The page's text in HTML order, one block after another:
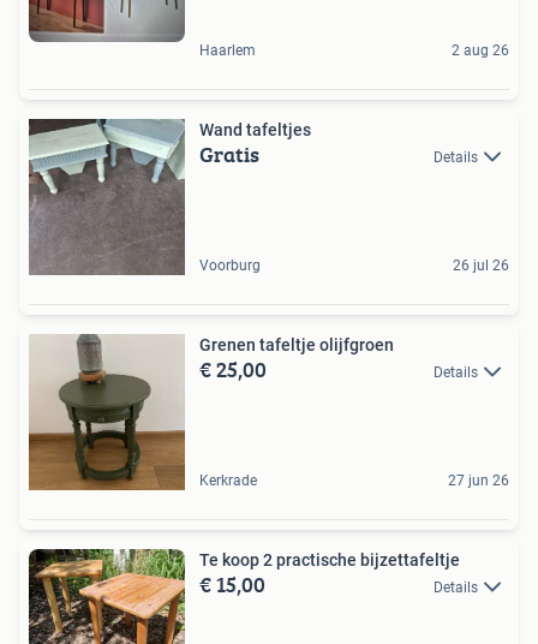
Haarlem 2 aug 26
Wand tafeltjes
Gratis Details
Voorburg 26 jul 26
Grenen tafeltje olijfgroen
€ 25,00 Details
Kerkrade 27 jun 26
Te koop 2 practische bijzettafeltje
€ 15,00 Details